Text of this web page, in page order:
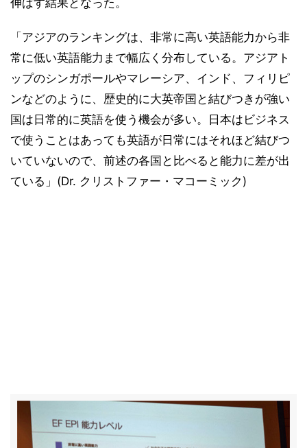
伸ばす結果となった。
「アジアのランキングは、非常に高い英語能力から非
常に低い英語能力まで幅広く分布している。アジアト
ップのシンガポールやマレーシア、インド、フィリピ
ンなどのように、歴史的に大英帝国と結びつきが強い
国は日常的に英語を使う機会が多い。日本はビジネス
で使うことはあっても英語が日常にはそれほど結びつ
いていないので、前述の各国と比べると能力に差が出
ている」(Dr. クリストファー・マコーミック)